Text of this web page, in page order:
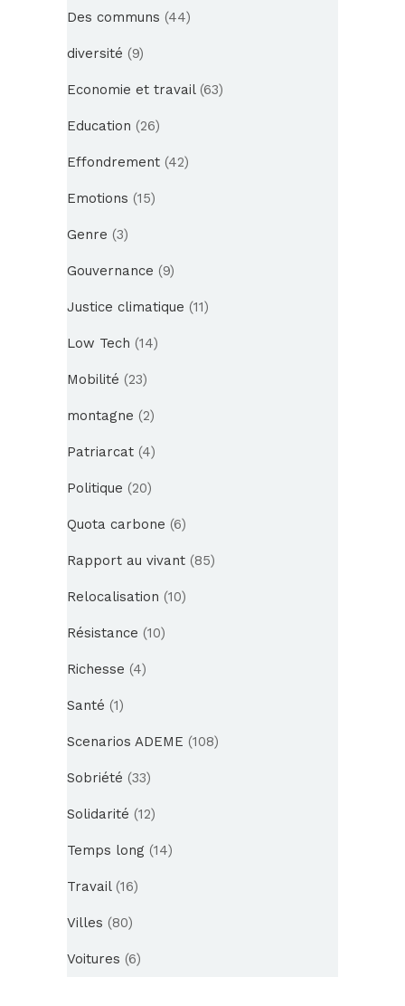
Des communs (44)
diversité (9)
Economie et travail(63)
Education (26)
Effondrement (42)
Emotions (15)
Genre (3)
Gouvernance (9)
Justice climatique (11)
Low Tech (14)
Mobilité (23)
montagne (2)
Patriarcat (4)
Politique (20)
Quota carbone (6)
Rapport au vivant (85)
Relocalisation (10)
Résistance (10)
Richesse (4)
Santé (1)
Scenarios ADEME (108)
Sobriété (33)
Solidarité (12)
Temps long (14)
Travail(16)
Villes (80)
Voitures (6)